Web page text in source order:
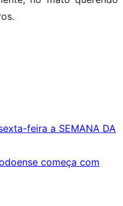
feira a SEMANA DA
começa com